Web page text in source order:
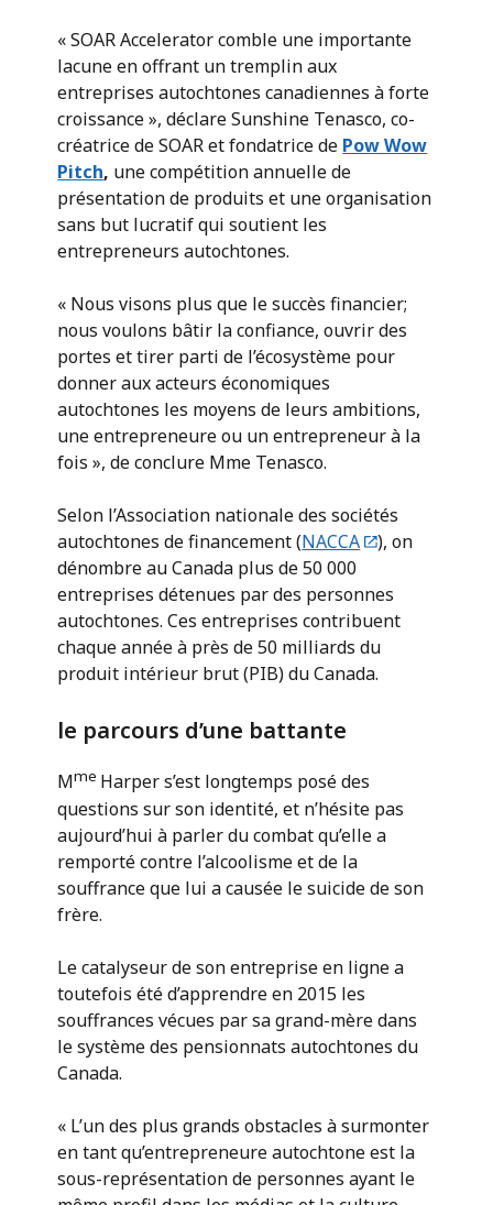
« SOAR Accelerator comble une importante
lacune en offrant un tremplin aux
entreprises autochtones canadiennes à forte
croissance », déclare Sunshine Tenasco, co-
créatrice de SOAR et fondatrice de Pow Wow
Pitch, une compétition annuelle de
présentation de produits et une organisation
sans but lucratif qui soutient les
entrepreneurs autochtones.
« Nous visons plus que le succès financier;
nous voulons bâtir la confiance, ouvrir des
portes et tirer parti de l’écosystème pour
donner aux acteurs économiques
autochtones les moyens de leurs ambitions,
une entrepreneure ou un entrepreneur à la
fois », de conclure Mme Tenasco.
Selon l’Association nationale des sociétés
autochtones de financement (NACCA
), on
dénombre au Canada plus de 50 000
entreprises détenues par des personnes
autochtones. Ces entreprises contribuent
chaque année à près de 50 milliards du
produit intérieur brut (PIB) du Canada.
le parcours d’une battante
Mme Harper s’est longtemps posé des
questions sur son identité, et n’hésite pas
aujourd’hui à parler du combat qu’elle a
remporté contre l’alcoolisme et de la
souffrance que lui a causée le suicide de son
frère.
Le catalyseur de son entreprise en ligne a
toutefois été d’apprendre en 2015 les
souffrances vécues par sa grand-mère dans
le système des pensionnats autochtones du
Canada.
« L’un des plus grands obstacles à surmonter
en tant qu’entrepreneure autochtone est la
sous-représentation de personnes ayant le